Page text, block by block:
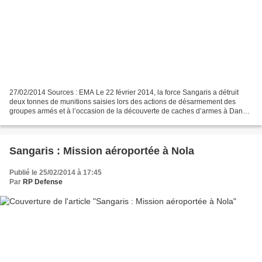
27/02/2014 Sources : EMA Le 22 février 2014, la force Sangaris a détruit
deux tonnes de munitions saisies lors des actions de désarmement des
groupes armés et à l’occasion de la découverte de caches d’armes à Danzi,
Sangaris : Mission aéroportée à Nola
Publié le 25/02/2014 à 17:45
Par RP Defense